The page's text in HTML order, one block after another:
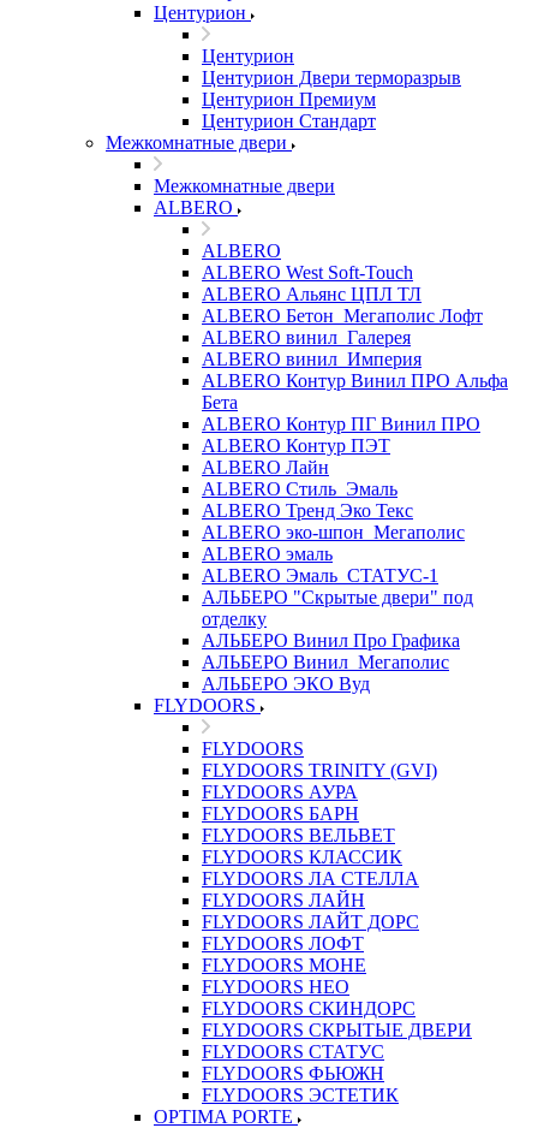
Центурион
Центурион
Центурион Двери терморазрыв
Центурион Премиум
Центурион Стандарт
Межкомнатные двери
Межкомнатные двери
ALBERO
ALBERO
ALBERO West Soft-Touch
ALBERO Альянс ЦПЛ ТЛ
ALBERO Бетон_Мегаполис Лофт
ALBERO винил_Галерея
ALBERO винил_Империя
ALBERO Контур Винил ПРО Альфа
Бета
ALBERO Контур ПГ Винил ПРО
ALBERO Контур ПЭТ
ALBERO Лайн
ALBERO Стиль_Эмаль
ALBERO Тренд Эко Текс
ALBERO эко-шпон_Мегаполис
ALBERO эмаль
ALBERO Эмаль_СТАТУС-1
АЛЬБЕРО "Скрытые двери" под
отделку
АЛЬБЕРО Винил Про Графика
АЛЬБЕРО Винил_Мегаполис
АЛЬБЕРО ЭКО Вуд
FLYDOORS
FLYDOORS
FLYDOORS TRINITY (GVI)
FLYDOORS АУРА
FLYDOORS БАРН
FLYDOORS ВЕЛЬВЕТ
FLYDOORS КЛАССИК
FLYDOORS ЛА СТЕЛЛА
FLYDOORS ЛАЙН
FLYDOORS ЛАЙТ ДОРС
FLYDOORS ЛОФТ
FLYDOORS МОНЕ
FLYDOORS НЕО
FLYDOORS СКИНДОРС
FLYDOORS СКРЫТЫЕ ДВЕРИ
FLYDOORS СТАТУС
FLYDOORS ФЬЮЖН
FLYDOORS ЭСТЕТИК
OPTIMA PORTE